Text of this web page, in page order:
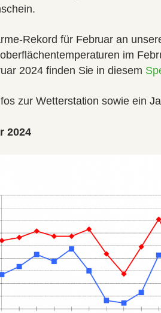
Rekord für Februar an
im
2024 finden Sie in diesem
zur Wetterstation sowie ein
2024